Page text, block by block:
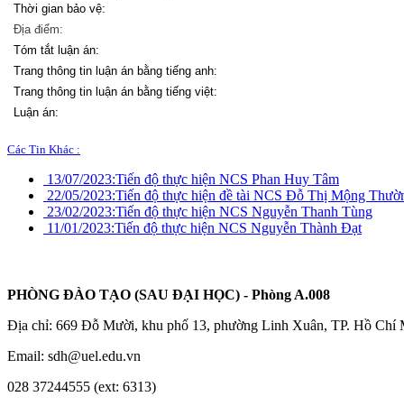
Thời gian bảo vệ:
Địa điểm:
Tóm tắt luận án:
Trang thông tin luận án bằng tiếng anh:
Trang thông tin luận án bằng tiếng việt:
Luận án:
Các Tin Khác :
13/07/2023:Tiến độ thực hiện NCS Phan Huy Tâm
22/05/2023:Tiến độ thực hiện đề tài NCS Đỗ Thị Mộng
23/02/2023:Tiến độ thực hiện NCS Nguyễn Thanh Tùng
11/01/2023:Tiến độ thực hiện NCS Nguyễn Thành Đạt
PHÒNG ĐÀO TẠO (SAU ĐẠI HỌC) - Phòng A.008
Địa chỉ: 669 Đỗ Mười, khu phố 13, phường Linh Xuân, TP. Hồ Chí
Email: sdh@uel.edu.vn
028 37244555 (ext: 6313)